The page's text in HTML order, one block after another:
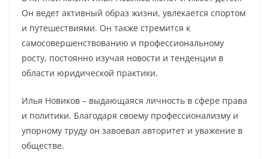
Он ведет активный образ жизни, увлекается спортом
и путешествиями. Он также стремится к
самосовершенствованию и профессиональному
росту, постоянно изучая новости и тенденции в
области юридической практики.
Илья Новиков – выдающаяся личность в сфере права
и политики. Благодаря своему профессионализму и
упорному труду он завоевал авторитет и уважение в
обществе.